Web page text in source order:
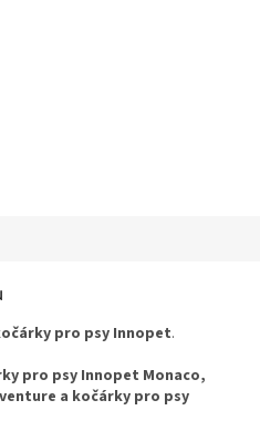
pro psy Innopet.
pro psy Innopet Monaco,
a kočárky pro psy